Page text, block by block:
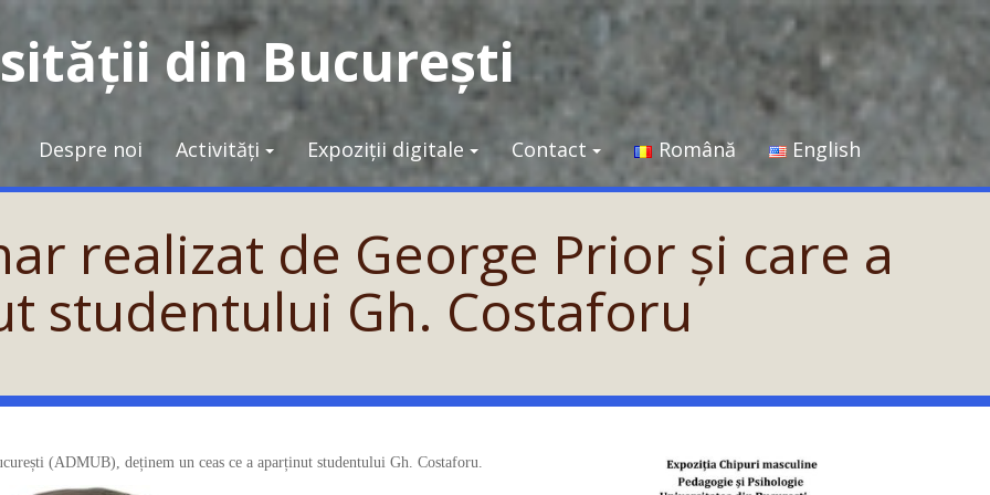
din București
Despre noi Activități Expoziții digitale Contact Română English
realizat de George Prior și care a
studentului Gh. Costaforu
(ADMUB), deținem un ceas ce a aparținut studentului Gh. Costaforu.